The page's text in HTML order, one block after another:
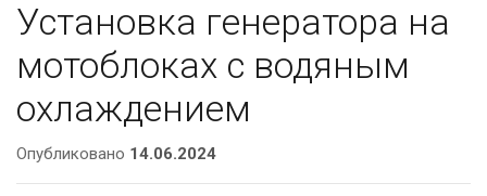
Установка генератора на
мотоблоках с водяным
охлаждением
Опубликовано 14.06.2024